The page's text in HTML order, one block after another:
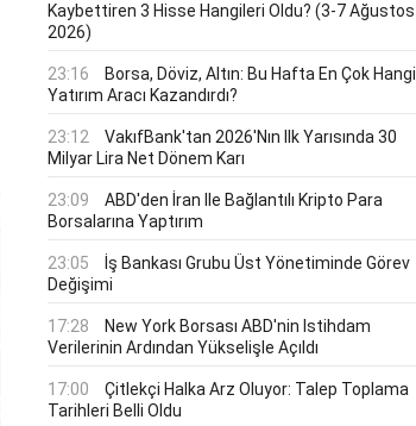
Kaybettiren 3 Hisse Hangileri Oldu? (3-7 Ağustos
2026)
23:16
Borsa, Döviz, Altın: Bu Hafta En Çok Hangi
Yatırım Aracı Kazandırdı?
23:12
VakıfBank'tan 2026'nın Ilk Yarısında 30
Milyar Lira Net Dönem Karı
23:09
ABD'den İran Ile Bağlantılı Kripto Para
Borsalarına Yaptırım
23:05
İş Bankası Grubu Üst Yönetiminde Görev
Değişimi
17:28
New York Borsası ABD'nin Istihdam
Verilerinin Ardından Yükselişle Açıldı
17:00
Çitlekçi Halka Arz Oluyor: Talep Toplama
Tarihleri Belli Oldu